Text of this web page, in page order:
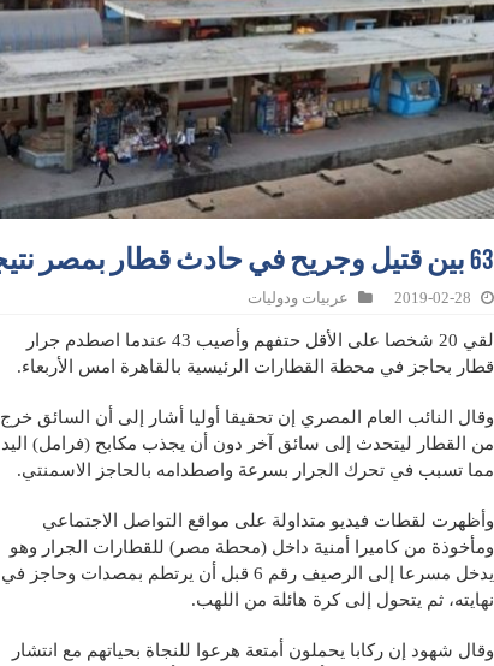
63 بين قتيل وجريح في حادث قطار بمصر نتيجة إهمال السائق
2019-02-28 عربيات ودوليات
لقي 20 شخصا على الأقل حتفهم وأصيب 43 عندما اصطدم جرار
قطار بحاجز في محطة القطارات الرئيسية بالقاهرة امس الأربعاء.
وقال النائب العام المصري إن تحقيقا أوليا أشار إلى أن السائق خرج
من القطار ليتحدث إلى سائق آخر دون أن يجذب مكابح (فرامل) اليد
مما تسبب في تحرك الجرار بسرعة واصطدامه بالحاجز الاسمنتي.
وأظهرت لقطات فيديو متداولة على مواقع التواصل الاجتماعي
ومأخوذة من كاميرا أمنية داخل (محطة مصر) للقطارات الجرار وهو
يدخل مسرعا إلى الرصيف رقم 6 قبل أن يرتطم بمصدات وحاجز في
نهايته، ثم يتحول إلى كرة هائلة من اللهب.
وقال شهود إن ركابا يحملون أمتعة هرعوا للنجاة بحياتهم مع انتشار